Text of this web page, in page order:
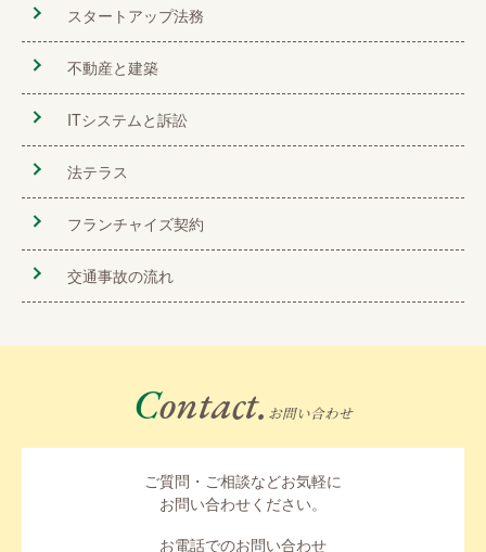
スタートアップ法務
不動産と建築
ITシステムと訴訟
法テラス
フランチャイズ契約
交通事故の流れ
Contact. お問い合わせ
ご質問・ご相談などお気軽に
お問い合わせください。
お電話でのお問い合わせ